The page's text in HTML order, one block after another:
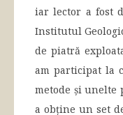
iar lector a fost
Institutul
de piatră
am participat la
metode și unelte
a obține un set